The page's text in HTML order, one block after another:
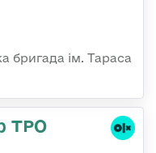
бригада ім. Тараса
ТРО